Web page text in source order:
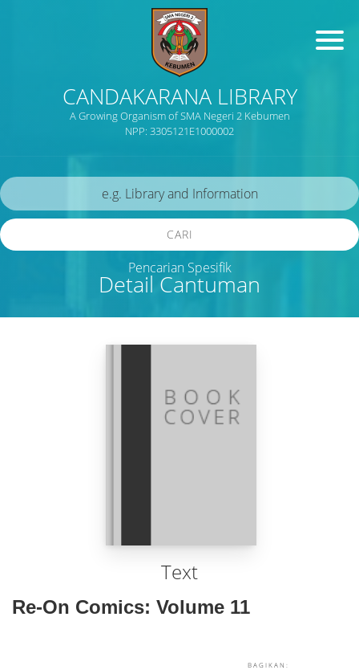
CANDAKARANA LIBRARY
A Growing Organism of SMA Negeri 2 Kebumen
NPP: 3305121E1000002
Detail Cantuman
CARI
Pencarian Spesifik
Text
Re-On Comics: Volume 11
BAGIKAN: